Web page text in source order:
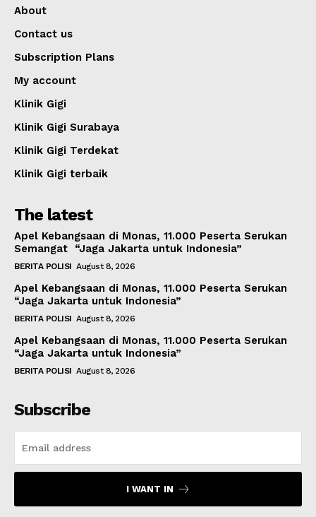
About
Contact us
Subscription Plans
My account
Klinik Gigi
Klinik Gigi Surabaya
Klinik Gigi Terdekat
Klinik Gigi terbaik
The latest
Apel Kebangsaan di Monas, 11.000 Peserta Serukan
Semangat “Jaga Jakarta untuk Indonesia”
BERITA POLISI August 8, 2026
Apel Kebangsaan di Monas, 11.000 Peserta Serukan
“Jaga Jakarta untuk Indonesia”
BERITA POLISI August 8, 2026
Apel Kebangsaan di Monas, 11.000 Peserta Serukan
“Jaga Jakarta untuk Indonesia”
BERITA POLISI August 8, 2026
Subscribe
I WANT IN